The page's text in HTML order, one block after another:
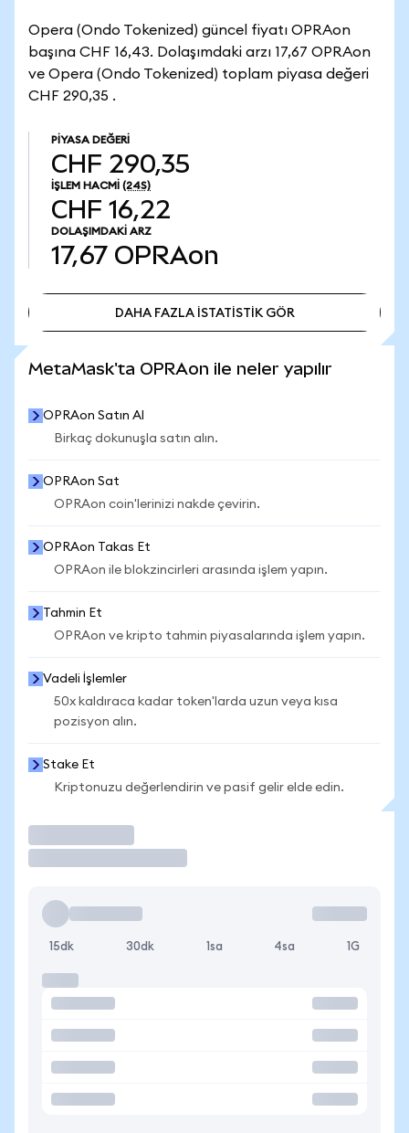
Opera (Ondo Tokenized) güncel fiyatı OPRAon
başına CHF 16,43. Dolaşımdaki arzı 17,67 OPRAon
ve Opera (Ondo Tokenized) toplam piyasa değeri
CHF 290,35 .
PIYASA DEĞERI
CHF 290,35
İŞLEM HACMI (24S)
CHF 16,22
DOLAŞIMDAKI ARZ
17,67 OPRAon
DAHA FAZLA İSTATİSTİK GÖR
MetaMask'ta OPRAon ile neler yapılır
OPRAon Satın Al
Birkaç dokunuşla satın alın.
OPRAon Sat
OPRAon coin'lerinizi nakde çevirin.
OPRAon Takas Et
OPRAon ile blokzincirleri arasında işlem yapın.
Tahmin Et
OPRAon ve kripto tahmin piyasalarında işlem yapın.
Vadeli İşlemler
50x kaldıraca kadar token'larda uzun veya kısa
pozisyon alın.
Stake Et
Kriptonuzu değerlendirin ve pasif gelir elde edin.
15dk 30dk 1sa 4sa 1G